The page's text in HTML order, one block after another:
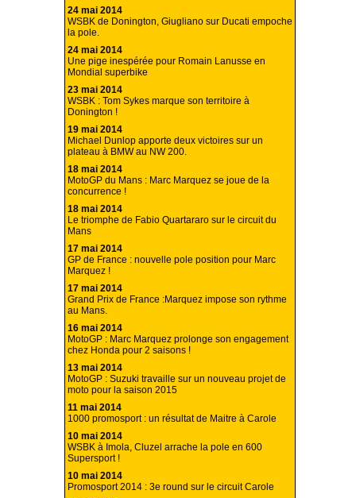
24 mai 2014
WSBK de Donington, Giugliano sur Ducati empoche
la pole.
24 mai 2014
Une pige inespérée pour Romain Lanusse en
Mondial superbike
23 mai 2014
WSBK : Tom Sykes marque son territoire à
Donington !
19 mai 2014
Michael Dunlop apporte deux victoires sur un
plateau à BMW au NW 200.
18 mai 2014
MotoGP du Mans : Marc Marquez se joue de la
concurrence !
18 mai 2014
Le triomphe de Fabio Quartararo sur le circuit du
Mans
17 mai 2014
GP de France : nouvelle pole position pour Marc
Marquez !
17 mai 2014
Grand Prix de France :Marquez impose son rythme
au Mans.
16 mai 2014
MotoGP : Marc Marquez prolonge son engagement
chez Honda pour 2 saisons !
13 mai 2014
MotoGP : Suzuki travaille sur un nouveau projet de
moto pour la saison 2015
11 mai 2014
1000 promosport : un résultat de Maitre à Carole
10 mai 2014
WSBK à Imola, Cluzel arrache la pole en 600
Supersport !
10 mai 2014
Promosport 2014 : 3e round sur le circuit Carole